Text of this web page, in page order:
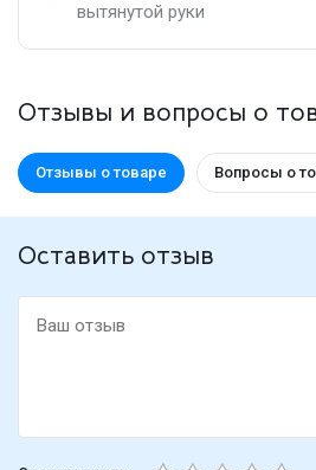
вытянутой руки
Отзывы и вопросы о
Отзывы о товаре Вопросы о
Оставить отзыв